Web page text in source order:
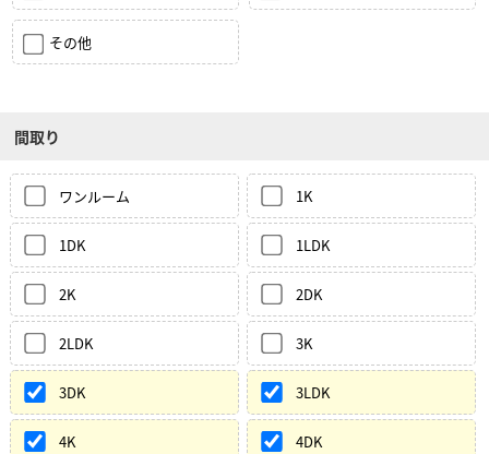
その他
間取り
ワンルーム 1K
1DK 1LDK
2K 2DK
2LDK 3K
3DK 3LDK
4K 4DK